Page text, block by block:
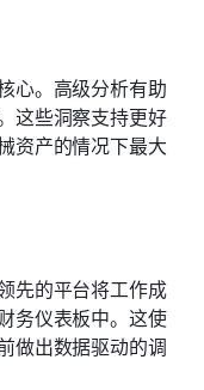
心。高级分析有助
这些洞察支持更好
资产的情况下最大
先的平台将工作成
务仪表板中。这使
做出数据驱动的调